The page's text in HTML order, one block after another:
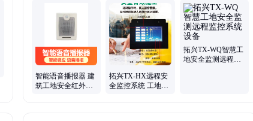
机AI数人数、升降机黑匣子监测、智能预警螺母、爬架监测、外墙脚
手架监测、吊篮监测、楼层呼叫器、高支模监控、吊钩可视化、车辆
未冲洗抓怕、深基坑监测、大体积混凝土监测、实测实量监测、卸料
平台模型、wifi智能答题、塔吊喷淋、高边坡监测、智能烟感、塔吊
声光警示
智能语音播报器 建
筑工地安全红外线
拓兴TX-HX远程安
全监控系统 工地防
拓兴TX-WQ智慧工
地安全监测远程监